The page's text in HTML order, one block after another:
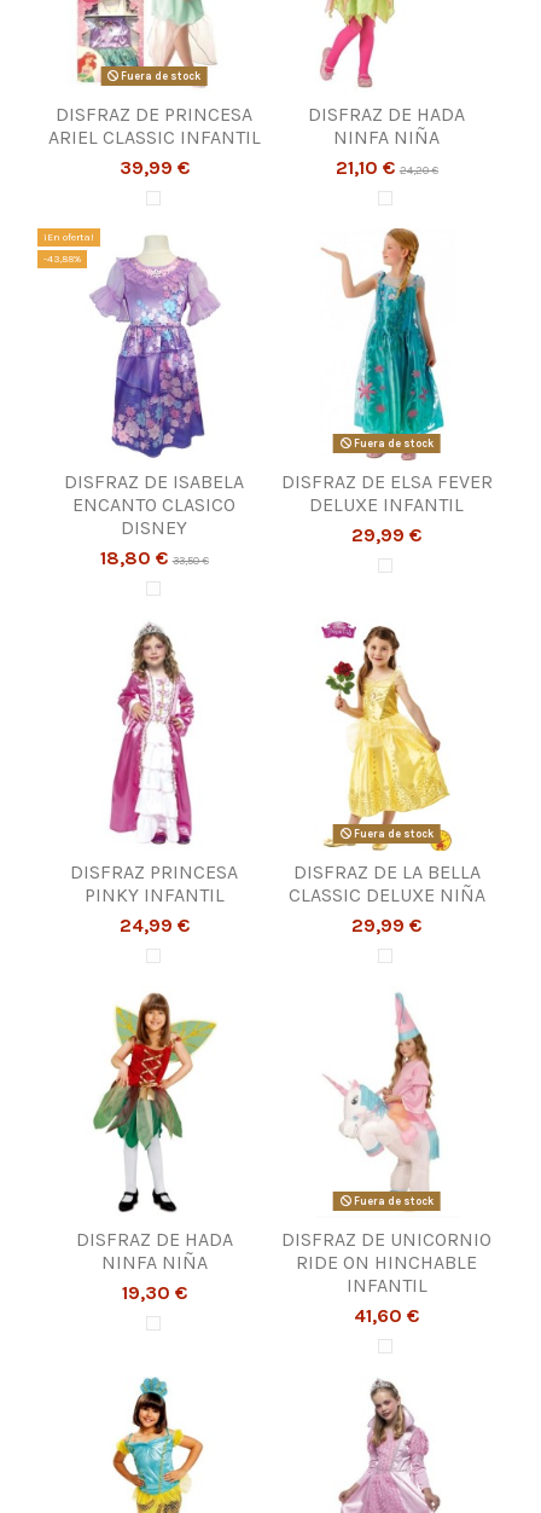
Fuera de stock
DISFRAZ DE PRINCESA
ARIEL CLASSIC INFANTIL
39,99 €
DISFRAZ DE HADA
NINFA NIÑA
21,10 € 24,20 €
¡En oferta!
-43,88%
DISFRAZ DE ISABELA
ENCANTO CLASICO
DISNEY
18,80 €33,50 €
Fuera de stock
DISFRAZ DE ELSA FEVER
DELUXE INFANTIL
29,99 €
DISFRAZ PRINCESA
PINKY INFANTIL
24,99 €
Fuera de stock
DISFRAZ DE LA BELLA
CLASSIC DELUXE NIÑA
29,99 €
DISFRAZ DE HADA
NINFA NIÑA
19,30 €
Fuera de stock
DISFRAZ DE UNICORNIO
RIDE ON HINCHABLE
INFANTIL
41,60 €